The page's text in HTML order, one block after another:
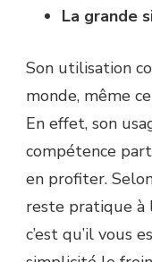
La grande
Son utilisation
monde, même
En effet, son
compétence
en profiter.
reste pratique à
c’est qu’il vous